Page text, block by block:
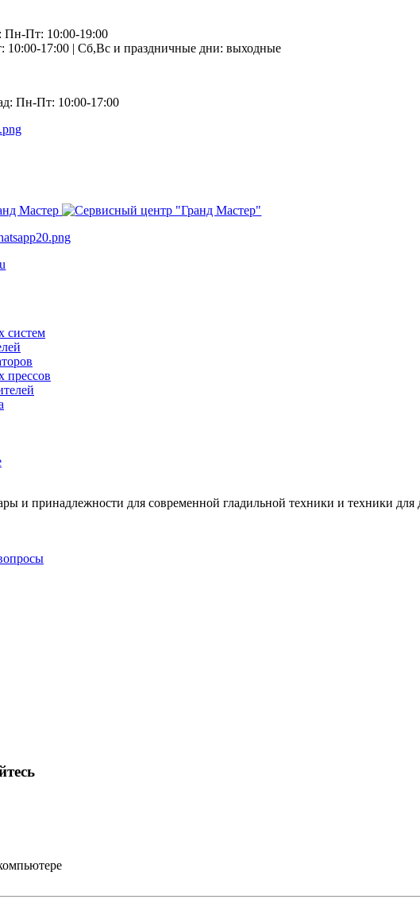
Пн-Пт: 10:00-19:00
10:00-17:00 | Сб,Вс и праздничные дни: выходные
Пн-Пт: 10:00-17:00
систем
прессов
и принадлежности для современной гладильной техники и техники для